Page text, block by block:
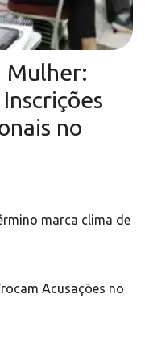
Mulher:
no
marca clima de
Acusações no